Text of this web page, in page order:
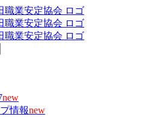
new
情報new